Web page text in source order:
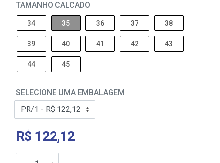
TAMANHO CALCADO
34 35 36 37 38
39 40 41 42 43
44 45
SELECIONE UMA EMBALAGEM
R$ 122,12